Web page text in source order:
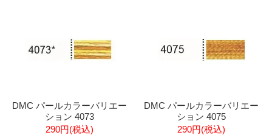
DMC パールカラーバリエー
ション 4073
290円(税込)
DMC パールカラーバリエー
ション 4075
290円(税込)